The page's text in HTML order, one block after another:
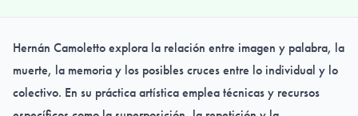
Hernán Camoletto explora la relación entre imagen y palabra, la
muerte, la memoria y los posibles cruces entre lo individual y lo
colectivo. En su práctica artística emplea técnicas y recursos